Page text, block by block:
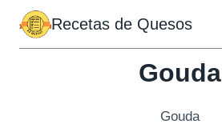
Saltar
contenido
Recetas de Quesos
Gouda
Gouda